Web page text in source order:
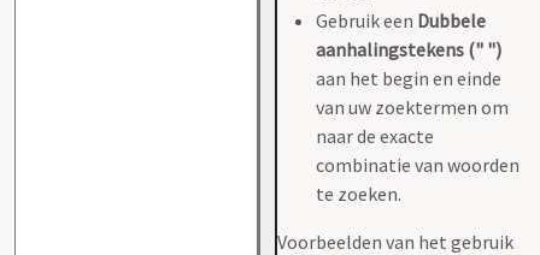
Gebruik een Dubbele
aanhalingstekens (" ")
aan het begin en einde
van uw zoektermen om
naar de exacte
combinatie van woorden
te zoeken.
Voorbeelden van het gebruik